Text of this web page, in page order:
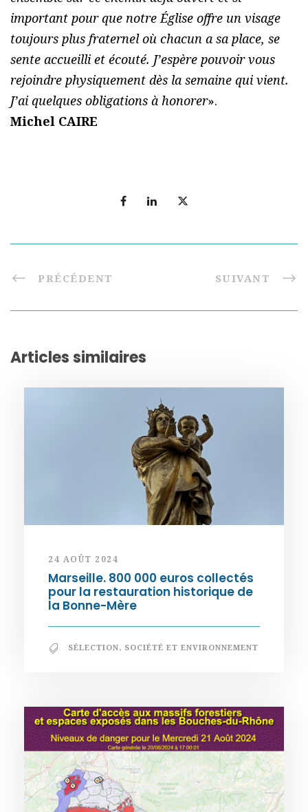
important pour que notre Église offre un visage
toujours plus fraternel où chacun a sa place, se
sente accueilli et écouté. J’espère pouvoir vous
rejoindre physiquement dès la semaine qui vient.
J’ai quelques obligations à honorer».
Michel CAIRE
PRÉCÉDENT SUIVANT
Articles similaires
24 AOÛT 2024
Marseille. 800 000 euros collectés
pour la restauration historique de
la Bonne-Mère
SÉLECTION, SOCIÉTÉ ET ENVIRONNEMENT